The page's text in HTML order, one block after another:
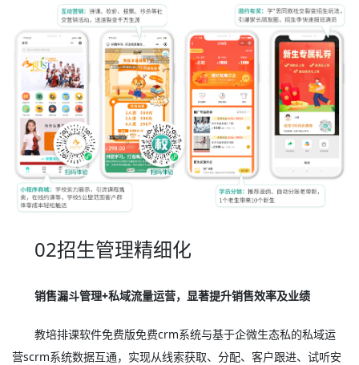
02招生管理精细化
销售漏斗管理+私域流量运营，显著提升销售效率及业绩
教培排课软件免费版免费crm系统与基于企微生态私的私域运
营scrm系统数据互通，实现从线索获取、分配、客户跟进、试听安